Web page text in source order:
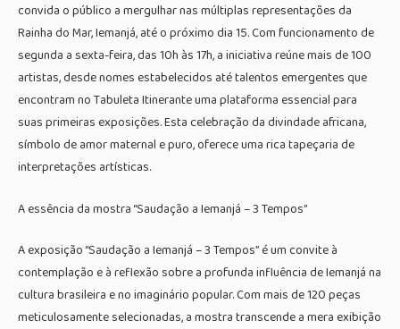
convida o público a mergulhar nas múltiplas representações da
Rainha do Mar, Iemanjá, até o próximo dia 15. Com funcionamento de
segunda a sexta-feira, das 10h às 17h, a iniciativa reúne mais de 100
artistas, desde nomes estabelecidos até talentos emergentes que
encontram no Tabuleta Itinerante uma plataforma essencial para
suas primeiras exposições. Esta celebração da divindade africana,
símbolo de amor maternal e puro, oferece uma rica tapeçaria de
interpretações artísticas.
A essência da mostra “Saudação a Iemanjá – 3 Tempos”
A exposição “Saudação a Iemanjá – 3 Tempos” é um convite à
contemplação e à reflexão sobre a profunda influência de Iemanjá na
cultura brasileira e no imaginário popular. Com mais de 120 peças
meticulosamente selecionadas, a mostra transcende a mera exibição